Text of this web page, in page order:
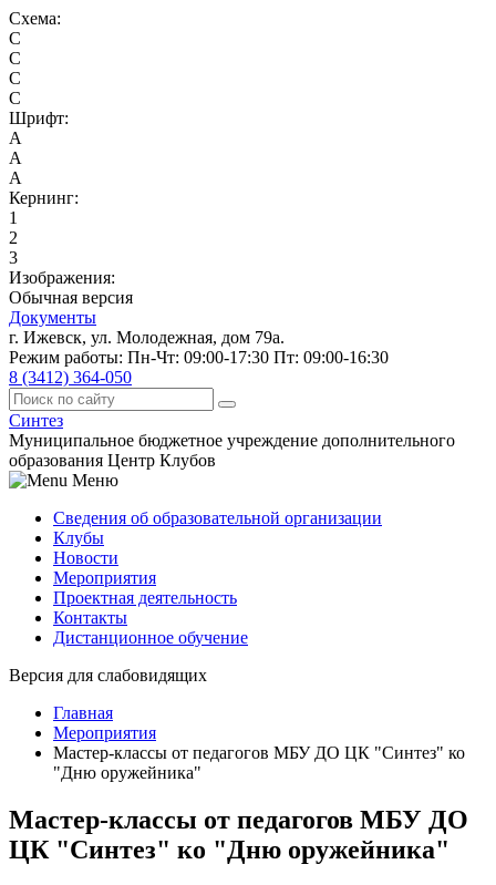
Схема:
C
C
C
C
Шрифт:
A
A
A
Кернинг:
1
2
3
Изображения:
Обычная версия
Документы
г. Ижевск, ул. Молодежная, дом 79а.
Режим работы: Пн-Чт: 09:00-17:30 Пт: 09:00-16:30
8 (3412) 364-050
Синтез
Муниципальное бюджетное учреждение дополнительного
образования Центр Клубов
Меню
Сведения об образовательной организации
Клубы
Новости
Мероприятия
Проектная деятельность
Контакты
Дистанционное обучение
Версия для слабовидящих
Главная
Мероприятия
Мастер-классы от педагогов МБУ ДО ЦК "Синтез" ко
"Дню оружейника"
Мастер-классы от педагогов МБУ ДО
ЦК "Синтез" ко "Дню оружейника"